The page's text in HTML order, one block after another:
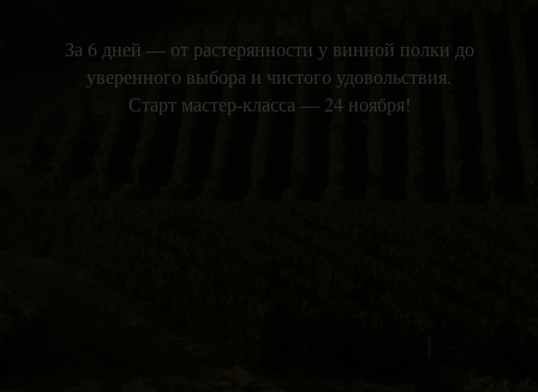
За 6 дней — от растерянности у винной полки до
уверенного выбора и чистого удовольствия.
Старт мастер-класса — 24 ноября!